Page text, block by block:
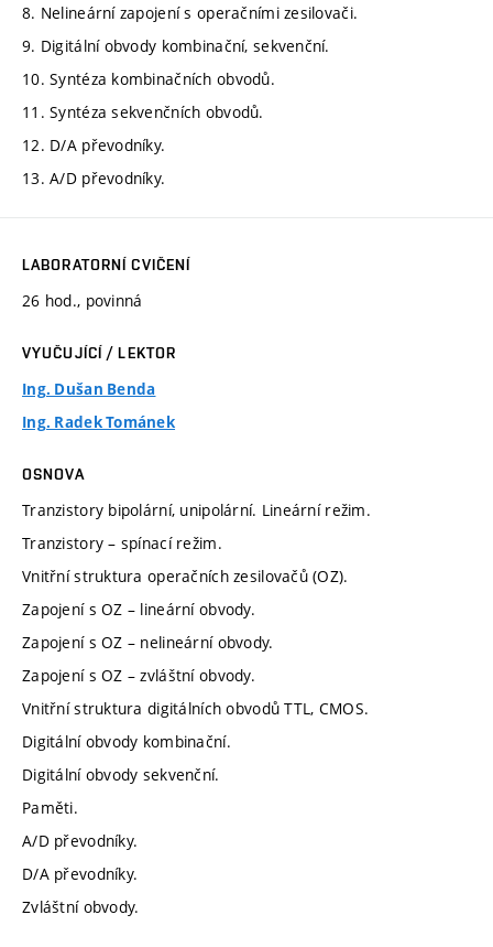
8. Nelineární zapojení s operačními zesilovači.
9. Digitální obvody kombinační, sekvenční.
10. Syntéza kombinačních obvodů.
11. Syntéza sekvenčních obvodů.
12. D/A převodníky.
13. A/D převodníky.
LABORATORNÍ CVIČENÍ
26 hod., povinná
VYUČUJÍCÍ / LEKTOR
Ing. Dušan Benda
Ing. Radek Tománek
OSNOVA
Tranzistory bipolární, unipolární. Lineární režim.
Tranzistory – spínací režim.
Vnitřní struktura operačních zesilovačů (OZ).
Zapojení s OZ – lineární obvody.
Zapojení s OZ – nelineární obvody.
Zapojení s OZ – zvláštní obvody.
Vnitřní struktura digitálních obvodů TTL, CMOS.
Digitální obvody kombinační.
Digitální obvody sekvenční.
Paměti.
A/D převodníky.
D/A převodníky.
Zvláštní obvody.